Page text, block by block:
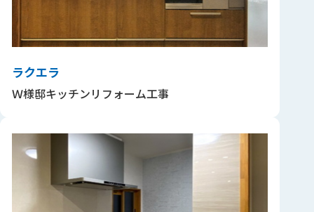
ラクエラ
Ｗ様邸キッチンリフォーム工事